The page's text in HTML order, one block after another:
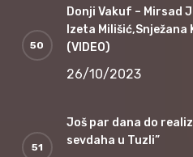
Donji Vakuf – Mirsad
Izeta Milišić,Snježana
(VIDEO)
26/10/2023
Još par dana do
sevdaha u Tuzli”